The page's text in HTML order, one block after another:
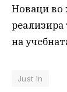
Новаци во
на
Just In